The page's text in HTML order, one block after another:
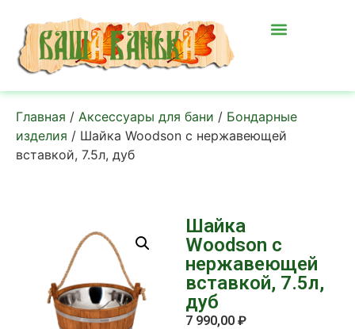
Главная / Аксессуары для бани / Бондарные
изделия / Шайка Woodson с нержавеющей
вставкой, 7.5л, дуб
Шайка
Woodson с
нержавеющей
вставкой, 7.5л,
дуб
7 990,00 ₽